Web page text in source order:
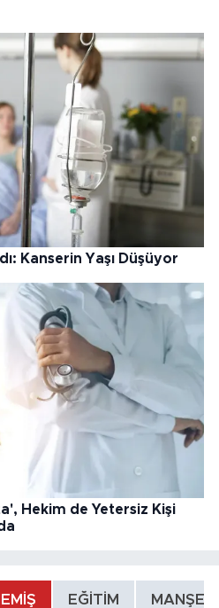
Kanserin Yaşı Düşüyor
Hekim de Yetersiz Kişi
EĞİTİM MANŞET